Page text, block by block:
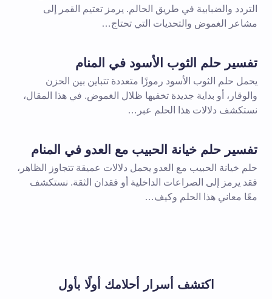
التردد والضبابية في طريق الحالم. يرمز تعتيم القمر إلى
مشاعر الغموض والتحديات التي تحتاج…
تفسير حلم الثوب الأسود في المنام
يحمل حلم الثوب الأسود رموزًا متعددة تتباين بين الحزن
والوقار، أو بداية جديدة تخفيها ظلال الغموض. في هذا المقال،
نستكشف دلالات هذا الحلم عبر…
تفسير حلم خيانة الحبيب مع العدو في المنام
حلم خيانة الحبيب مع العدو يحمل دلالات عميقة تتجاوز الظاهر،
فقد يرمز إلى الصراعات الداخلية أو فقدان الثقة. نستكشف
معًا معاني هذا الحلم وكيف…
اكتشف أسرار أحلامك أولًا بأول